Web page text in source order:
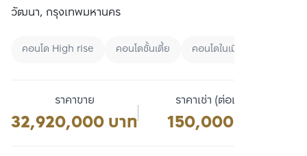
วัฒนา, กรุงเทพมหานคร
คอนโด High rise คอนโดชั้นเตี้ย คอนโดในเมือง
ราคาขาย
32,920,000 บาท
ราคาเช่า (ต่อเดือน)
150,000 บาท